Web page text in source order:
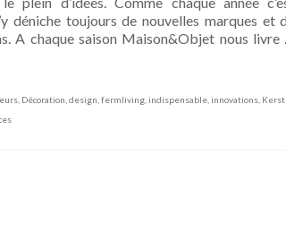
déniche toujours de nouvelles marques et
A chaque saison Maison&Objet nous livre …
, Décoration design fermliving, indispensable, innovations,